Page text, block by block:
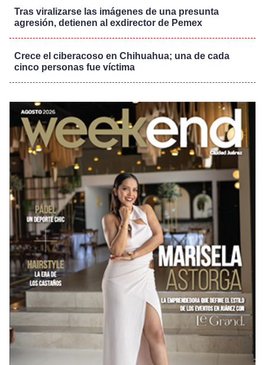
Tras viralizarse las imágenes de una presunta
agresión, detienen al exdirector de Pemex
Crece el ciberacoso en Chihuahua; una de cada
cinco personas fue víctima